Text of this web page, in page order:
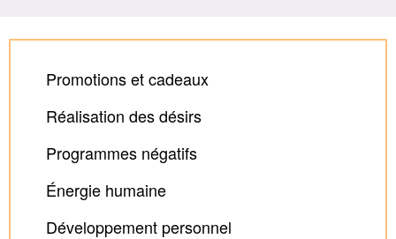
Promotions et cadeaux
Réalisation des désirs
Programmes négatifs
Énergie humaine
Développement personnel